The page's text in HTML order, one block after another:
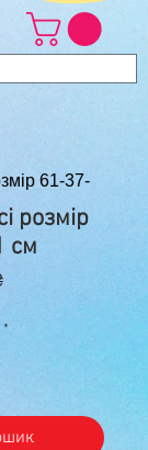
розмір
см
Ціна
*